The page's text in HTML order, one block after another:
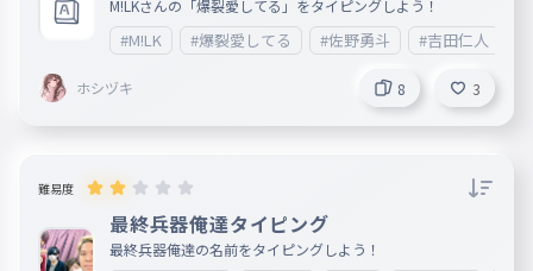
M!LKさんの「爆裂愛してる」をタイピングしよう！
#M!LK #爆裂愛してる #佐野勇斗 #吉田仁人
ホシヅキ 8 3
難易度
最終兵器俺達タイピング
最終兵器俺達の名前をタイピングしよう！